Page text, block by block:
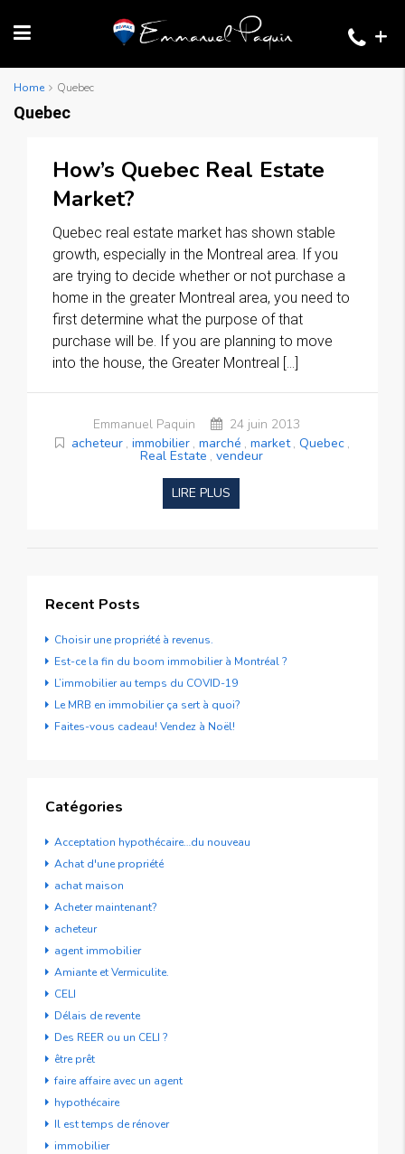
+
Home Quebec
Quebec
How’s Quebec Real Estate
Market?
Quebec real estate market has shown stable
growth, especially in the Montreal area. If you
are trying to decide whether or not purchase a
home in the greater Montreal area, you need to
first determine what the purpose of that
purchase will be. If you are planning to move
into the house, the Greater Montreal […]
Emmanuel Paquin
24 juin 2013
acheteur , immobilier , marché , market , Quebec ,
Real Estate , vendeur
LIRE PLUS
Recent Posts
Choisir une propriété à revenus.
Est-ce la fin du boom immobilier à Montréal ?
L’immobilier au temps du COVID-19
Le MRB en immobilier ça sert à quoi?
Faites-vous cadeau! Vendez à Noël!
Catégories
Acceptation hypothécaire…du nouveau
Achat d'une propriété
achat maison
Acheter maintenant?
acheteur
agent immobilier
Amiante et Vermiculite.
CELI
Délais de revente
Des REER ou un CELI ?
être prêt
faire affaire avec un agent
hypothécaire
Il est temps de rénover
immobilier